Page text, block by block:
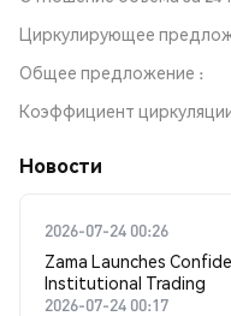
Циркулирующее
Общее предложение
Коэффициент
Новости
2026-07-24 00:26
Zama Launches
Institutional Trading
2026-07-24 00:17